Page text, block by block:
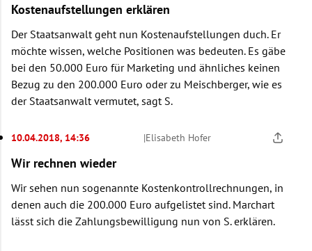
Kostenaufstellungen erklären
Der Staatsanwalt geht nun Kostenaufstellungen duch. Er
möchte wissen, welche Positionen was bedeuten. Es gäbe
bei den 50.000 Euro für Marketing und ähnliches keinen
Bezug zu den 200.000 Euro oder zu Meischberger, wie es
der Staatsanwalt vermutet, sagt S.
10.04.2018, 14:36 |Elisabeth Hofer
Wir rechnen wieder
Wir sehen nun sogenannte Kostenkontrollrechnungen, in
denen auch die 200.000 Euro aufgelistet sind. Marchart
lässt sich die Zahlungsbewilligung nun von S. erklären.